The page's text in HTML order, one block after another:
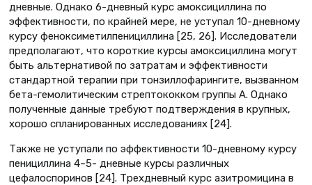
дневные. Однако 6-дневный курс амоксициллина по
эффективности, по крайней мере, не уступал 10-дневному
курсу феноксиметилпенициллина [25, 26]. Исследователи
предполагают, что короткие курсы амоксициллина могут
быть альтернативой по затратам и эффективности
стандартной терапии при тонзиллофарингите, вызванном
бета-гемолитическим стрептококком группы А. Однако
полученные данные требуют подтверждения в крупных,
хорошо спланированных исследованиях [24].
Также не уступали по эффективности 10-дневному курсу
пенициллина 4–5- дневные курсы различных
цефалоспоринов [24]. Трехдневный курс азитромицина в